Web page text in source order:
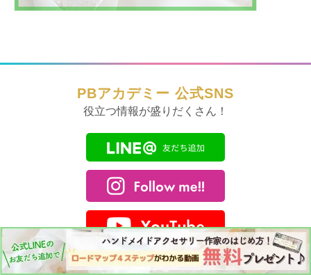
PBアカデミー 公式SNS
役立つ情報が盛りだくさん！